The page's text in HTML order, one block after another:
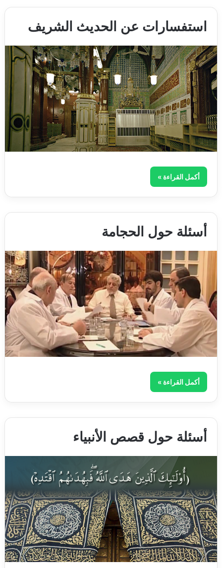
استفسارات عن الحديث الشريف
أكمل القراءة »
أسئلة حول الحجامة
أكمل القراءة »
أسئلة حول قصص الأنبياء